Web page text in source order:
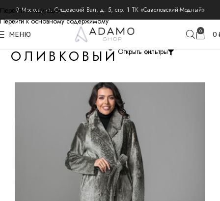
Перейти к навигации
Перейти к основному содержимому
⚲ Москва, ул. Сущевский Вал, д. 5, стр. 1 ТК «Савеловский-Модный»
МЕНЮ 0 0
ОЛИВКОВЫЙОткрыть фильтры